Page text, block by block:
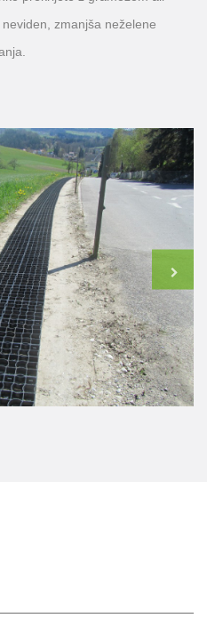
zmanjša neželene